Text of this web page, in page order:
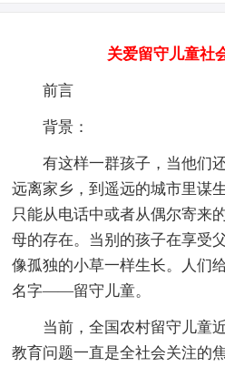
关爱留守儿童社
前言
背景：
有这样一群孩子，当他们还
远离家乡，到遥远的城市里谋
只能从电话中或者从偶尔寄来
母的存在。当别的孩子在享受
像孤独的小草一样生长。人们
名字——留守儿童。
当前，全国农村留守儿童近
教育问题一直是全社会关注的